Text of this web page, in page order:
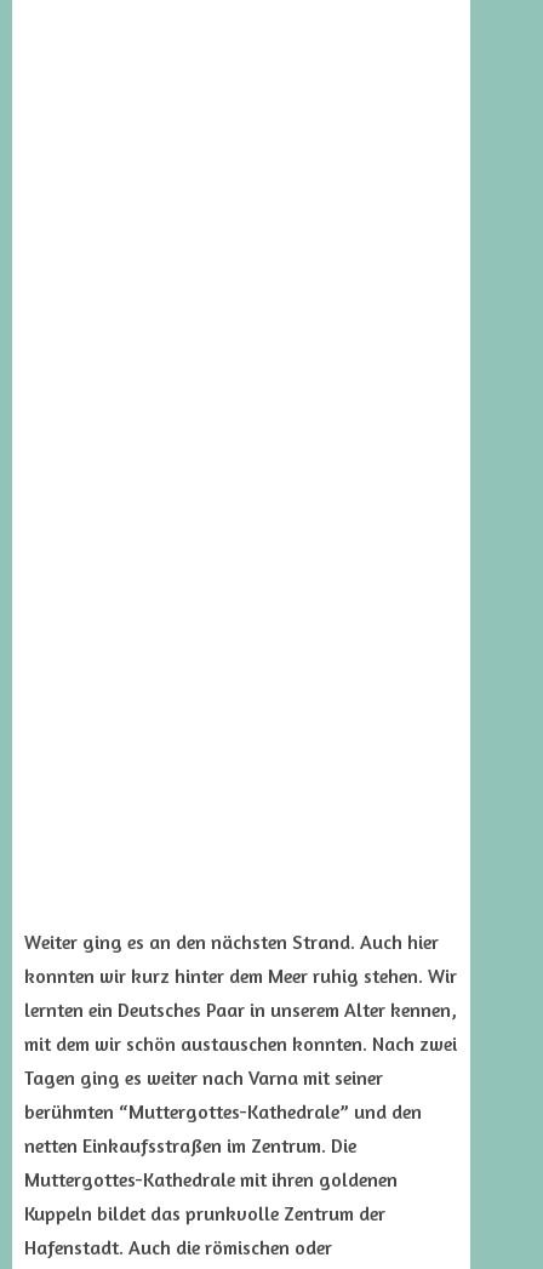
Weiter ging es an den nächsten Strand. Auch hier
konnten wir kurz hinter dem Meer ruhig stehen. Wir
lernten ein Deutsches Paar in unserem Alter kennen,
mit dem wir schön austauschen konnten. Nach zwei
Tagen ging es weiter nach Varna mit seiner
berühmten “Muttergottes-Kathedrale” und den
netten Einkaufsstraßen im Zentrum. Die
Muttergottes-Kathedrale mit ihren goldenen
Kuppeln bildet das prunkvolle Zentrum der
Hafenstadt. Auch die römischen oder